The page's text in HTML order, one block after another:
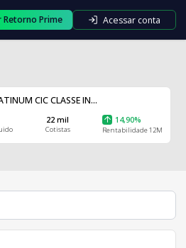
Retorno Prime Acessar conta
CIC CLASSE IN...
22 mil
Cotistas
14,90%
Rentabilidade 12M